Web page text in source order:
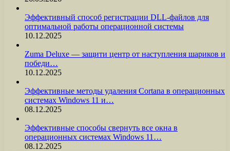
Эффективный способ регистрации DLL-файлов для
оптимальной работы операционной системы
10.12.2025
Zuma Deluxe — защити центр от наступления шариков и
победи…
10.12.2025
Эффективные методы удаления Cortana в операционных
системах Windows 11 и…
08.12.2025
Эффективные способы свернуть все окна в
операционных системах Windows 11…
08.12.2025